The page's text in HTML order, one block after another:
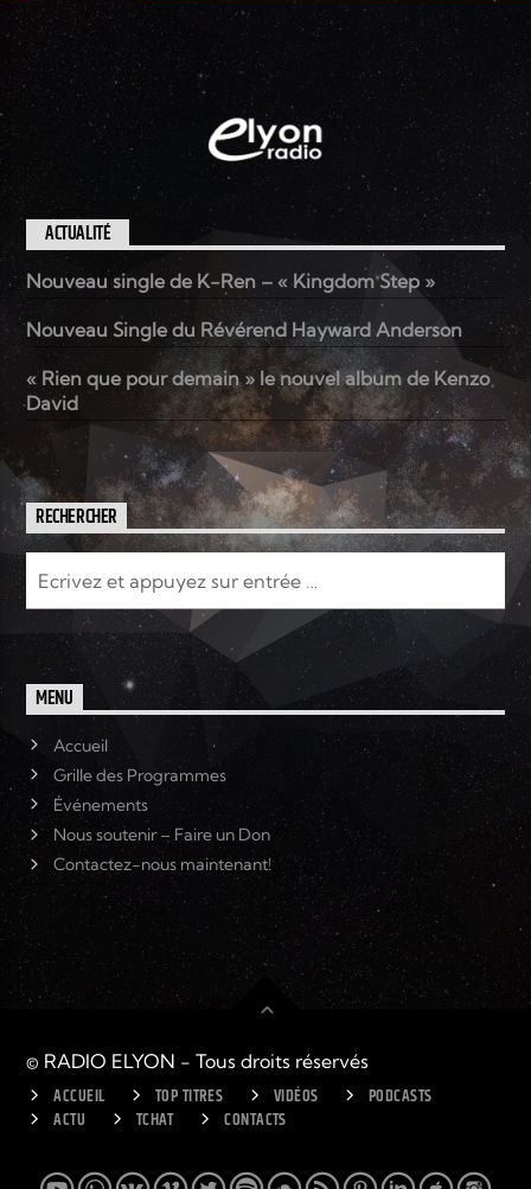
ACTUALITÉ
Nouveau single de K-Ren – « Kingdom Step »
Nouveau Single du Révérend Hayward Anderson
« Rien que pour demain » le nouvel album de Kenzo
David
RECHERCHER
MENU
Accueil
Grille des Programmes
Événements
Nous soutenir – Faire un Don
Contactez-nous maintenant!
© RADIO ELYON - Tous droits réservés
ACCUEIL TOP TITRES VIDÉOS
PODCASTS
ACTU
TCHAT CONTACTS